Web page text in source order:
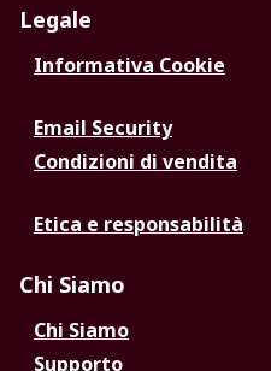
Legale
Informativa Cookie
Email Security
Condizioni di vendita
Etica e responsabilità
Chi Siamo
Chi Siamo
Supporto